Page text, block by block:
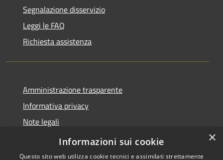
Segnalazione disservizio
Leggi le FAQ
Richiesta assistenza
Amministrazione trasparente
Informativa privacy
Note legali
Dichiarazione di accessibilità
×
Informazioni sui cookie
Questo sito web utilizza cookie tecnici e assimilati strettamente